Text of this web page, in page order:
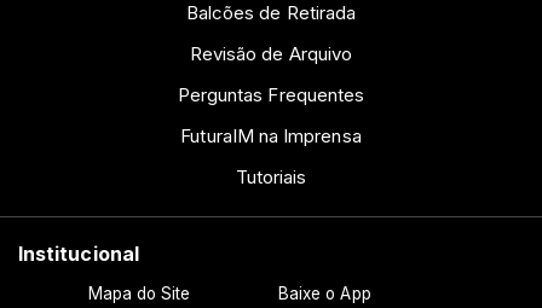
Balcões de Retirada
Revisão de Arquivo
Perguntas Frequentes
FuturaIM na Imprensa
Tutoriais
Institucional
Mapa do Site Baixe o App